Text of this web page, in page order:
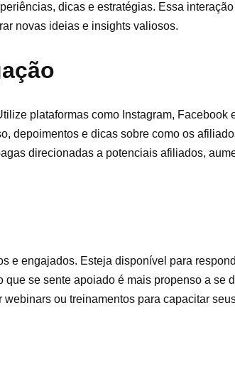
dicas e estratégias. Essa
novas ideias e insights valiosos.
plataformas como Instagram, Facebook
depoimentos e dicas sobre como os
direcionadas a potenciais afiliados,
e engajados. Esteja disponível para
se sente apoiado é mais propenso a se
ou treinamentos para capacitar